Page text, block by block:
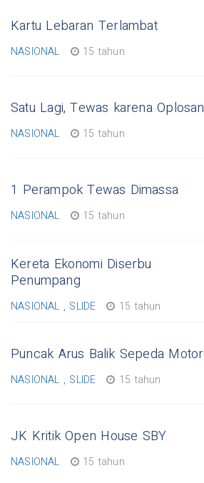
Kartu Lebaran Terlambat
NASIONAL 15 tahun
Satu Lagi, Tewas karena Oplosan
NASIONAL 15 tahun
1 Perampok Tewas Dimassa
NASIONAL 15 tahun
Kereta Ekonomi Diserbu
Penumpang
NASIONAL , SLIDE 15 tahun
Puncak Arus Balik Sepeda Motor
NASIONAL , SLIDE 15 tahun
JK Kritik Open House SBY
NASIONAL 15 tahun